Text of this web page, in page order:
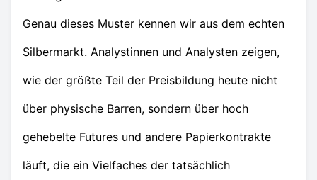
Genau dieses Muster kennen wir aus dem echten
Silbermarkt. Analystinnen und Analysten zeigen,
wie der größte Teil der Preisbildung heute nicht
über physische Barren, sondern über hoch
gehebelte Futures und andere Papierkontrakte
läuft, die ein Vielfaches der tatsächlich